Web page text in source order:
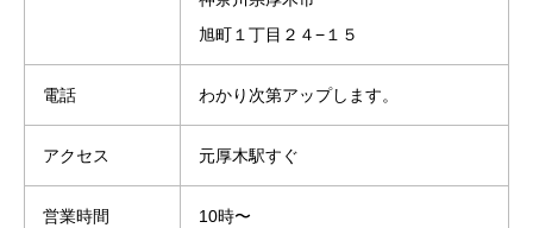
旭町１丁目２４−１５
電話 わかり次第アップします。
アクセス 元厚木駅すぐ
営業時間 10時〜